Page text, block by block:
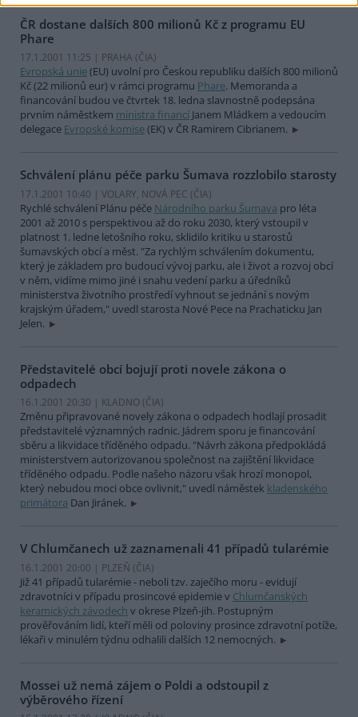
ČR dostane dalších 800 milionů Kč z programu EU
Phare
17.1.2001 11:25 | PRAHA (ČIA)
Evropská unie(EU) uvolní pro Českou republiku dalších 800 milionů
Kč (22 milionů eur) v rámci programu Phare. Memoranda a
financování budou ve čtvrtek 18. ledna slavnostně podepsána
prvním náměstkem ministra financí Janem Mládkem a vedoucím
delegace Evropské komise(EK) v ČR Ramirem Cibrianem.
Schválení plánu péče parku Šumava rozzlobilo starosty
17.1.2001 10:40 | VOLARY, NOVÁ PEC (ČIA)
Rychlé schválení Plánu péče Národního parku Šumava pro léta
2001 až 2010 s perspektivou až do roku 2030, který vstoupil v
platnost 1. ledne letošního roku, sklidilo kritiku u starostů
šumavských obcí a měst. "Za rychlým schválením dokumentu,
který je základem pro budoucí vývoj parku, ale i život a rozvoj obcí
v něm, vidíme mimo jiné i snahu vedení parku a úředníků
ministerstva životního prostředí vyhnout se jednání s novým
krajským úřadem," uvedl starosta Nové Pece na Prachaticku Jan
Jelen.
Představitelé obcí bojují proti novele zákona o
odpadech
16.1.2001 20:30 | KLADNO (ČIA)
Změnu připravované novely zákona o odpadech hodlají prosadit
představitelé významných radnic. Jádrem sporu je financování
sběru a likvidace tříděného odpadu. "Návrh zákona předpokládá
ministerstvem autorizovanou společnost na zajištění likvidace
tříděného odpadu. Podle našeho názoru však hrozí monopol,
který nebudou moci obce ovlivnit," uvedl náměstek kladenského
primátora Dan Jiránek.
V Chlumčanech už zaznamenali 41 případů tularémie
16.1.2001 20:00 | PLZEŇ (ČIA)
Již 41 případů tularémie - neboli tzv. zaječího moru - evidují
zdravotníci v případu prosincové epidemie v Chlumčanských
keramických závodech v okrese Plzeň-jih. Postupným
prověřováním lidí, kteří měli od poloviny prosince zdravotní potíže,
lékaři v minulém týdnu odhalili dalších 12 nemocných.
Mossei už nemá zájem o Poldi a odstoupil z
výběrového řízení